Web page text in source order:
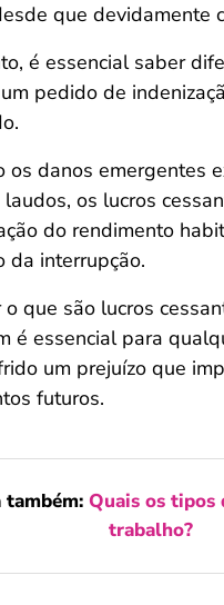
que devidamente
é essencial saber
pedido de
os danos emergentes
laudos, os lucros
do rendimento
da interrupção.
o que são lucros
é essencial para
um prejuízo que
futuros.
também: Quais os tipos
trabalho?